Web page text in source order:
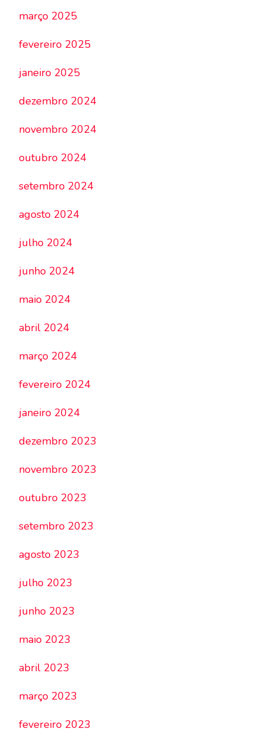
março 2025
fevereiro 2025
janeiro 2025
dezembro 2024
novembro 2024
outubro 2024
setembro 2024
agosto 2024
julho 2024
junho 2024
maio 2024
abril 2024
março 2024
fevereiro 2024
janeiro 2024
dezembro 2023
novembro 2023
outubro 2023
setembro 2023
agosto 2023
julho 2023
junho 2023
maio 2023
abril 2023
março 2023
fevereiro 2023